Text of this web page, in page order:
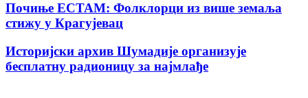
Почиње ЕСТАМ: Фолклорци из више земаља
стижу у Крагујевац
Историјски архив Шумадије организује
бесплатну радионицу за најмлађе